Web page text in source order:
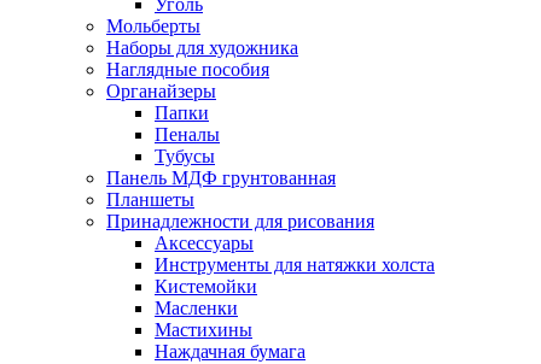
Уголь
Мольберты
Наборы для художника
Наглядные пособия
Органайзеры
Папки
Пеналы
Тубусы
Панель МДФ грунтованная
Планшеты
Принадлежности для рисования
Аксессуары
Инструменты для натяжки холста
Кистемойки
Масленки
Мастихины
Наждачная бумага